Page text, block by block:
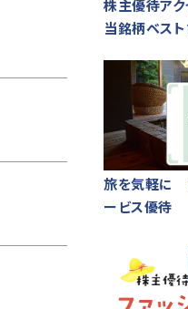
株主優待ア
当銘柄ベスト
旅を気軽に
ービス優待